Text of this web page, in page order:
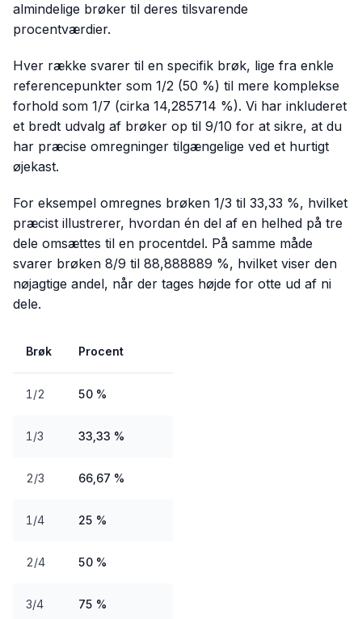
almindelige brøker til deres tilsvarende
procentværdier.
Hver række svarer til en specifik brøk, lige fra enkle
referencepunkter som 1/2 (50 %) til mere komplekse
forhold som 1/7 (cirka 14,285714 %). Vi har inkluderet
et bredt udvalg af brøker op til 9/10 for at sikre, at du
har præcise omregninger tilgængelige ved et hurtigt
øjekast.
For eksempel omregnes brøken 1/3 til 33,33 %, hvilket
præcist illustrerer, hvordan én del af en helhed på tre
dele omsættes til en procentdel. På samme måde
svarer brøken 8/9 til 88,888889 %, hvilket viser den
nøjagtige andel, når der tages højde for otte ud af ni
dele.
Brøk Procent
1/2 50 %
1/3 33,33 %
2/3 66,67 %
1/4 25 %
2/4 50 %
3/4 75 %